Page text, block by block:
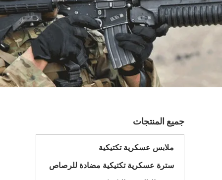
جميع المنتجات
ملابس عسكرية تكتيكية
سترة عسكرية تكتيكية مضادة للرصاص